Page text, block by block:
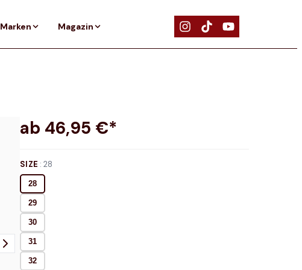
Marken Magazin
ab 46,95 €*
SIZE :28
28
29
30
31
32